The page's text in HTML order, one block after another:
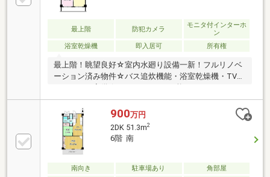
最上階 防犯カメラ
モニタ付インターホ
ン
浴室乾燥機
即入居可 所有権
最上階！眺望良好☆室内水廻り設備一新！フルリノベ
ーション済み物件☆バス追炊機能・浴室乾燥機・TVモ
900万円
2DK 51.3m2
6階 南
南向き 駐車場あり
角部屋